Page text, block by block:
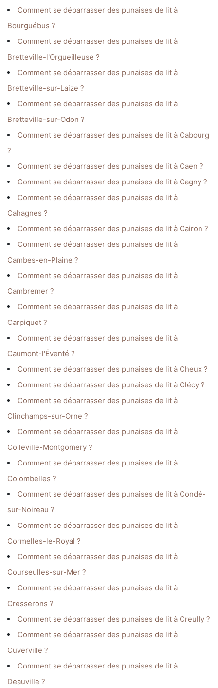
Comment se débarrasser des punaises de lit à
Bourguébus ?
Comment se débarrasser des punaises de lit à
Bretteville-l'Orgueilleuse ?
Comment se débarrasser des punaises de lit à
Bretteville-sur-Laize ?
Comment se débarrasser des punaises de lit à
Bretteville-sur-Odon ?
Comment se débarrasser des punaises de lit à Cabourg
?
Comment se débarrasser des punaises de lit à Caen ?
Comment se débarrasser des punaises de lit à Cagny ?
Comment se débarrasser des punaises de lit à
Cahagnes ?
Comment se débarrasser des punaises de lit à Cairon ?
Comment se débarrasser des punaises de lit à
Cambes-en-Plaine ?
Comment se débarrasser des punaises de lit à
Cambremer ?
Comment se débarrasser des punaises de lit à
Carpiquet ?
Comment se débarrasser des punaises de lit à
Caumont-l'Éventé ?
Comment se débarrasser des punaises de lit à Cheux ?
Comment se débarrasser des punaises de lit à Clécy ?
Comment se débarrasser des punaises de lit à
Clinchamps-sur-Orne ?
Comment se débarrasser des punaises de lit à
Colleville-Montgomery ?
Comment se débarrasser des punaises de lit à
Colombelles ?
Comment se débarrasser des punaises de lit à Condé-
sur-Noireau ?
Comment se débarrasser des punaises de lit à
Cormelles-le-Royal ?
Comment se débarrasser des punaises de lit à
Courseulles-sur-Mer ?
Comment se débarrasser des punaises de lit à
Cresserons ?
Comment se débarrasser des punaises de lit à Creully ?
Comment se débarrasser des punaises de lit à
Cuverville ?
Comment se débarrasser des punaises de lit à
Deauville ?